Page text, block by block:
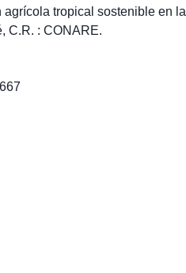
tropical sostenible en la
C.R. : CONARE.